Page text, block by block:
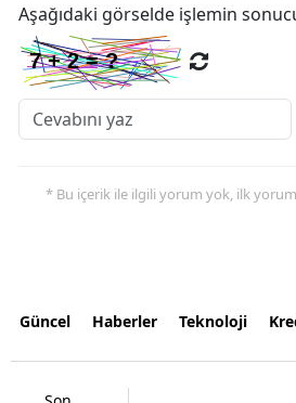
Aşağıdaki görselde işlemin
* Bu içerik ile ilgili yorum yok, ilk
Güncel Haberler Teknoloji